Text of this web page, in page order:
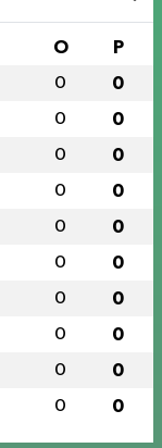
O P
0 0
0 0
0 0
0 0
0 0
0 0
0 0
0 0
0 0
0 0